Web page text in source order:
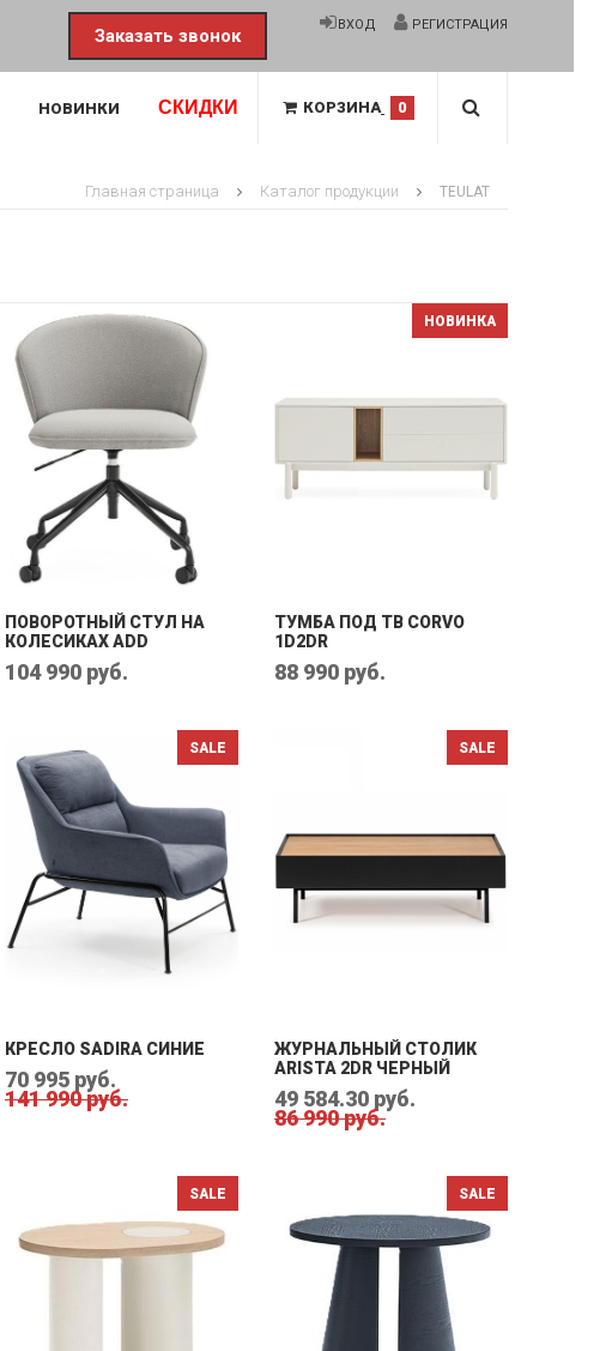
ВХОД РЕГИСТРАЦИЯ
Заказать звонок
КОРЗИНА 0
НОВИНКИ СКИДКИ
Главная страница Каталог продукции TEULAT
ПОВОРОТНЫЙ СТУЛ НА
КОЛЕСИКАХ ADD
104 990 руб.
НОВИНКА
ТУМБА ПОД ТВ CORVO
1D2DR
88 990 руб.
КРЕСЛО SADIRA СИНИЕ
70 995 руб.
141 990 руб.
ЖУРНАЛЬНЫЙ СТОЛИК
ARISTA 2DR ЧЕРНЫЙ
49 584.30 руб.
86 990 руб.